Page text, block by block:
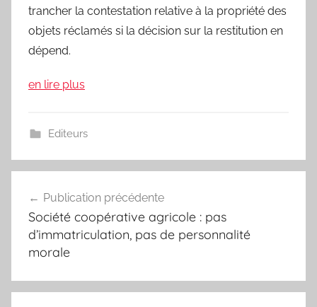
trancher la contestation relative à la propriété des
objets réclamés si la décision sur la restitution en
dépend.
en lire plus
Editeurs
de
l’article
Publication précédente
Société coopérative agricole : pas
d’immatriculation, pas de personnalité
morale